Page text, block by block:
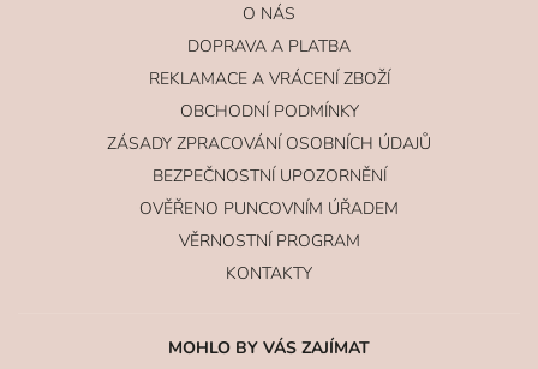
O NÁS
DOPRAVA A PLATBA
REKLAMACE A VRÁCENÍ ZBOŽÍ
OBCHODNÍ PODMÍNKY
ZÁSADY ZPRACOVÁNÍ OSOBNÍCH ÚDAJŮ
BEZPEČNOSTNÍ UPOZORNĚNÍ
OVĚŘENO PUNCOVNÍM ÚŘADEM
VĚRNOSTNÍ PROGRAM
KONTAKTY
MOHLO BY VÁS ZAJÍMAT